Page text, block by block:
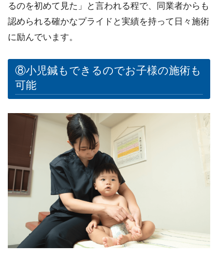
るのを初めて見た」と言われる程で、同業者からも
認められる確かなプライドと実績を持って日々施術
に励んでいます。
⑧小児鍼もできるのでお子様の施術も
可能